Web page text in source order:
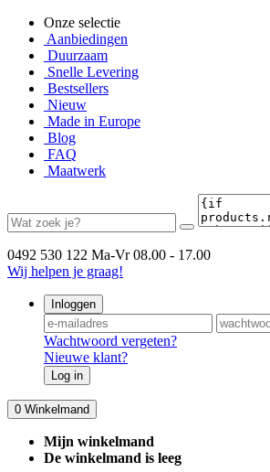
Onze selectie
Aanbiedingen
Duurzaam
Snelle Levering
Bestsellers
Nieuw
Made in Europe
Blog
FAQ
Maatwerk
0492 530 122 Ma-Vr 08.00 - 17.00
Wij helpen je graag!
Inloggen
Wachtwoord vergeten?
Nieuwe klant?
Log in
0 Winkelmand
Mijn winkelmand
De winkelmand is leeg